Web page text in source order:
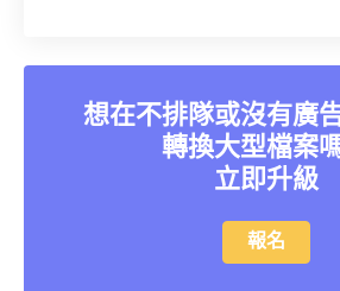
想在不排隊或沒有廣
轉換大型檔案
立即升級
報名